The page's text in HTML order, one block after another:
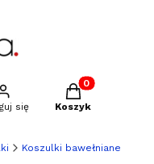
się
Produkty w
Koszyk
Koszulki bawełniane